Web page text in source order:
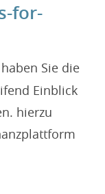
for-
haben Sie die
Einblick
hierzu